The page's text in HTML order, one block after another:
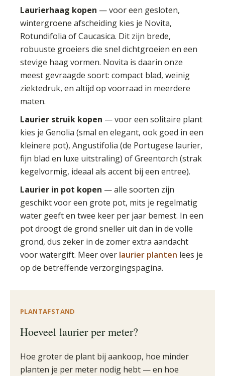
Laurierhaag kopen — voor een gesloten,
wintergroene afscheiding kies je Novita,
Rotundifolia of Caucasica. Dit zijn brede,
robuuste groeiers die snel dichtgroeien en een
stevige haag vormen. Novita is daarin onze
meest gevraagde soort: compact blad, weinig
ziektedruk, en altijd op voorraad in meerdere
maten.
Laurier struik kopen — voor een solitaire plant
kies je Genolia (smal en elegant, ook goed in een
kleinere pot), Angustifolia (de Portugese laurier,
fijn blad en luxe uitstraling) of Greentorch (strak
kegelvormig, ideaal als accent bij een entree).
Laurier in pot kopen — alle soorten zijn
geschikt voor een grote pot, mits je regelmatig
water geeft en twee keer per jaar bemest. In een
pot droogt de grond sneller uit dan in de volle
grond, dus zeker in de zomer extra aandacht
voor watergift. Meer over laurier planten lees je
op de betreffende verzorgingspagina.
PLANTAFSTAND
Hoeveel laurier per meter?
Hoe groter de plant bij aankoop, hoe minder
planten je per meter nodig hebt — en hoe